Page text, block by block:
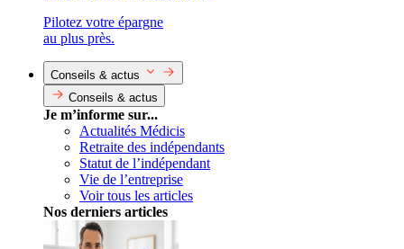
Pilotez votre épargne
au plus près.
Conseils & actus
Conseils & actus
Je m’informe sur...
Actualités Médicis
Retraite des indépendants
Statut de l’indépendant
Vie de l’entreprise
Voir tous les articles
Nos derniers articles